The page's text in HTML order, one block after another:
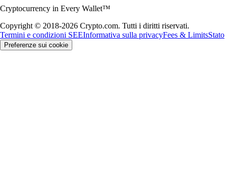
Cryptocurrency in Every Wallet™
Copyright © 2018-2026 Crypto.com. Tutti i diritti riservati.
Termini e condizioni SEEInformativa sulla privacyFees & LimitsStato
Preferenze sui cookie